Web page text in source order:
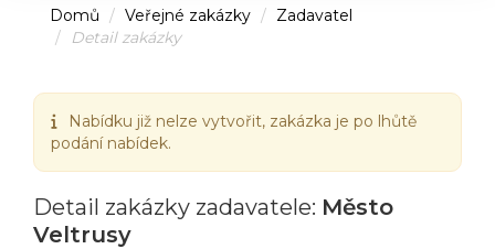
Domů Veřejné zakázky
Zadavatel
Detail zakázky
Nabídku již nelze vytvořit, zakázka je po lhůtě
podání nabídek.
Detail zakázky zadavatele: Město
Veltrusy